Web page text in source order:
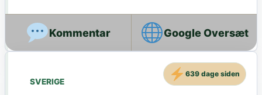
Google Oversæt
SVERIGE
639 dage siden